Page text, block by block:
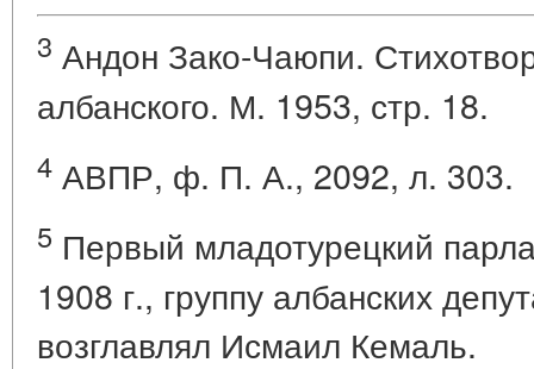
3 Андон Зако-Чаюпи.
албанского. М. 1953, стр. 18.
4 АВПР, ф. П. А., 2092, л. 303.
5 Первый младотурецкий
1908 г., группу албанских
возглавлял Исмаил Кемаль.